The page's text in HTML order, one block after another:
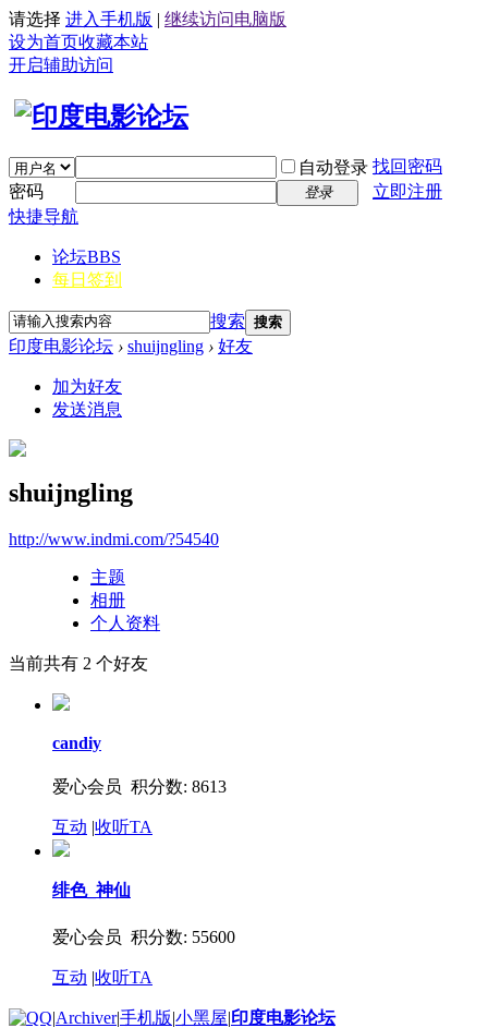
请选择 进入手机版 | 继续访问电脑版
设为首页收藏本站
开启辅助访问
自动登录 找回密码
密码
登录
立即注册
快捷导航
论坛BBS
每日签到
搜索 搜索
印度电影论坛 › shuijngling › 好友
加为好友
发送消息
shuijngling
http://www.indmi.com/?54540
主题
相册
个人资料
当前共有 2 个好友
candiy
爱心会员 积分数: 8613
互动 |收听TA
绯色_神仙
爱心会员 积分数: 55600
互动 |收听TA
|Archiver|手机版|小黑屋|印度电影论坛